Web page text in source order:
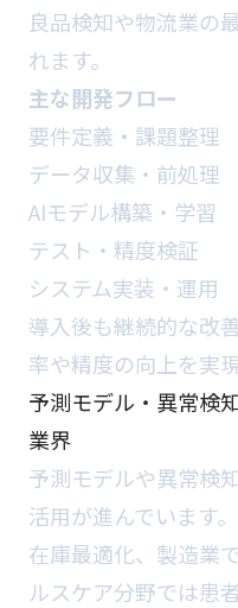
良品検知や物流業の
れます。
主な開発フロー
要件定義・課題整理
データ収集・前処理
AIモデル構築・学習
テスト・精度検証
システム実装・運用
導入後も継続的な改
率や精度の向上を実
予測モデル・異常検
業界
予測モデルや異常検
活用が進んでいます
在庫最適化、製造業
ルスケア分野では患